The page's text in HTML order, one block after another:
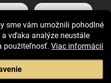
sme vám umožnili pohodlné
vďaka analýze neustále
použiteľnosť. Viac informácií